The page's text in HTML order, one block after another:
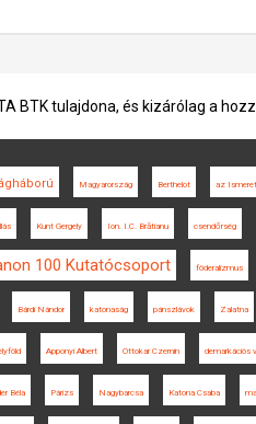
BTK tulajdona, és kizárólag a
Magyarország Berthelot az
Kunt Gergely Ion. I.C. Brătianu csendőrség
100 Kutatócsoport föderalizmus
Bárdi Nándor katonaság pánszlávok Zalatna
Apponyi Albert Ottokar Czernin demarkációs
Béla Párizs Nagybarcsa Katona Csaba